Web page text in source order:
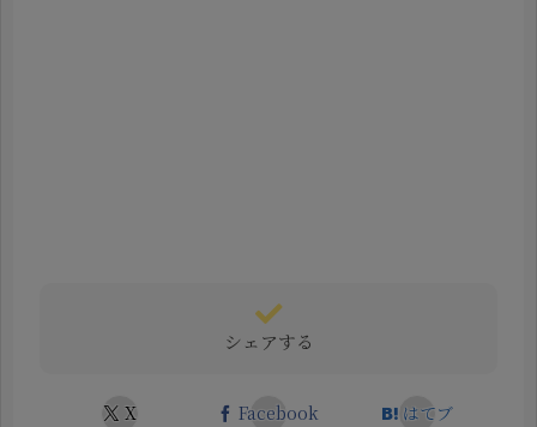
シェアする
X Facebook
はてブ